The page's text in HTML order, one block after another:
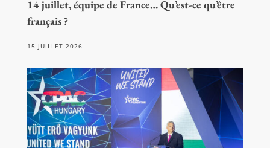
14 juillet, équipe de France… Qu’est-ce qu’être
français ?
15 JUILLET 2026